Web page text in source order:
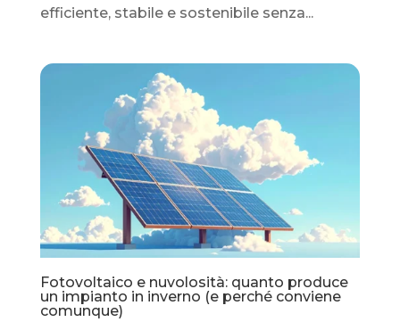
efficiente, stabile e sostenibile senza...
Fotovoltaico e nuvolosità: quanto produce
un impianto in inverno (e perché conviene
comunque)